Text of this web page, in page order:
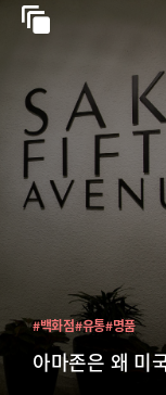
아마존은 왜 미
#백화점#유통#명품